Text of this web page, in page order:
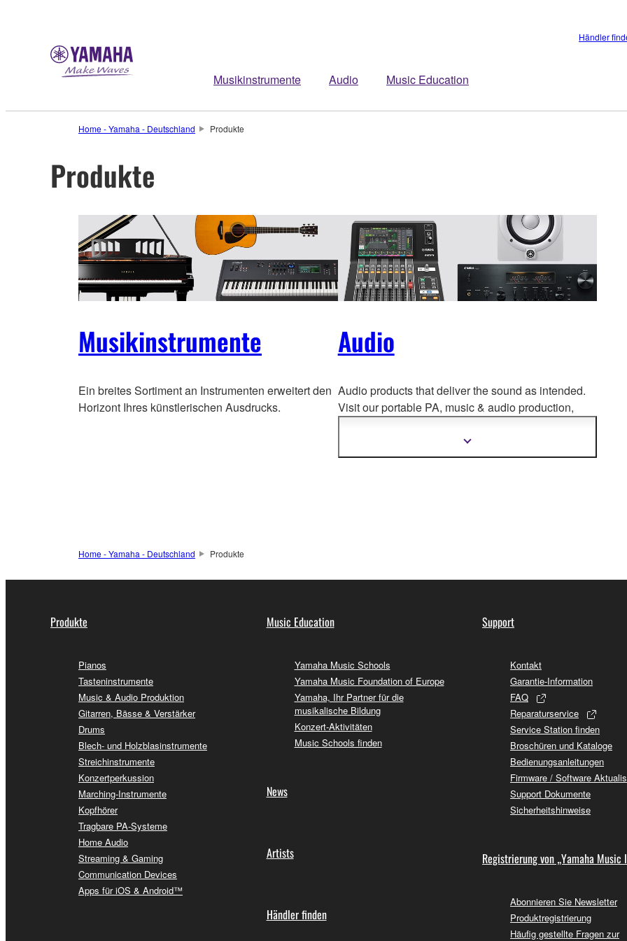
Musikinstrumente Audio Music Education
Händler
Home - Yamaha - Deutschland Produkte
Produkte
Musikinstrumente
Ein breites Sortiment an Instrumenten erweitert den
Horizont Ihres künstlerischen Ausdrucks.
Audio
Audio products that deliver the sound as intended.
Visit our portable PA, music & audio production,
Mehr
Home - Yamaha - Deutschland Produkte
Produkte
Pianos
Tasteninstrumente
Music & Audio Produktion
Gitarren, Bässe & Verstärker
Drums
Blech- und Holzblasinstrumente
Streichinstrumente
Konzertperkussion
Marching-Instrumente
Kopfhörer
Tragbare PA-Systeme
Home Audio
Streaming & Gaming
Communication Devices
Apps für iOS & Android™
Music Education
Yamaha Music Schools
Yamaha Music Foundation of Europe
Yamaha, Ihr Partner für die
musikalische Bildung
Konzert-Aktivitäten
Music Schools finden
News
Artists
Händler finden
Support
Kontakt
Garantie-Information
FAQ
Reparaturservice
Service Station finden
Broschüren und Kataloge
Bedienungsanleitungen
Firmware / Software
Support Dokumente
Sicherheitshinweise
Registrierung von „Yamaha Music
Abonnieren Sie Newsletter
Produktregistrierung
Häufig gestellte Fragen zur